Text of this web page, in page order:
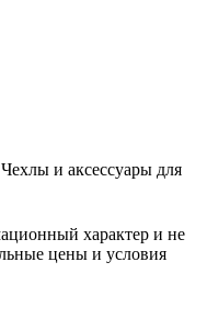
и аксессуары для
характер и не
цены и условия